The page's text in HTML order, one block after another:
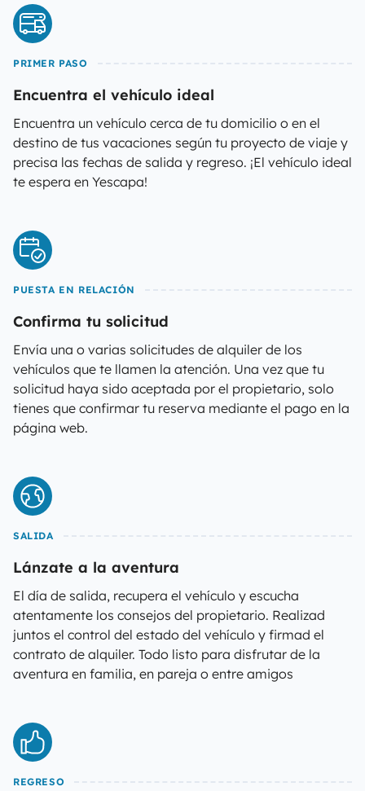
PRIMER PASO
Encuentra el vehículo ideal
Encuentra un vehículo cerca de tu domicilio o en el
destino de tus vacaciones según tu proyecto de viaje y
precisa las fechas de salida y regreso. ¡El vehículo ideal
te espera en Yescapa!
PUESTA EN RELACIÓN
Confirma tu solicitud
Envía una o varias solicitudes de alquiler de los
vehículos que te llamen la atención. Una vez que tu
solicitud haya sido aceptada por el propietario, solo
tienes que confirmar tu reserva mediante el pago en la
página web.
SALIDA
Lánzate a la aventura
El día de salida, recupera el vehículo y escucha
atentamente los consejos del propietario. Realizad
juntos el control del estado del vehículo y firmad el
contrato de alquiler. Todo listo para disfrutar de la
aventura en familia, en pareja o entre amigos
REGRESO